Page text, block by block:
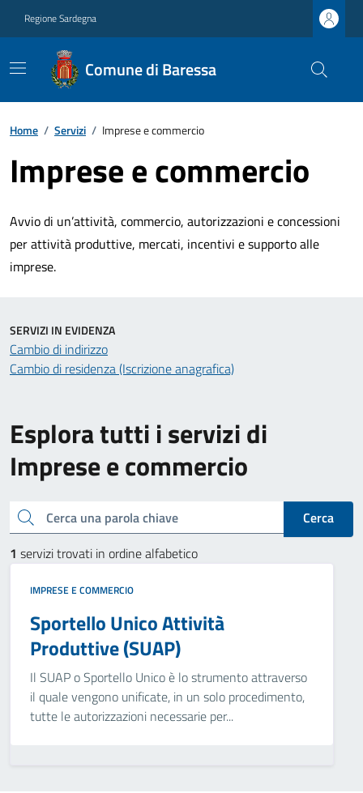
Regione Sardegna
Comune di Baressa
Home / Servizi / Imprese e commercio
Imprese e commercio
Avvio di un’attività, commercio, autorizzazioni e concessioni
per attività produttive, mercati, incentivi e supporto alle
imprese.
Esplora tutti i servizi di
Imprese e commercio
Cerca una parola chiave
Cerca
1 servizi trovati in ordine alfabetico
IMPRESE E COMMERCIO
Sportello Unico Attività
Produttive (SUAP)
Il SUAP o Sportello Unico è lo strumento attraverso
il quale vengono unificate, in un solo procedimento,
tutte le autorizzazioni necessarie per...
SERVIZI IN EVIDENZA
Cambio di indirizzo
Cambio di residenza (Iscrizione anagrafica)